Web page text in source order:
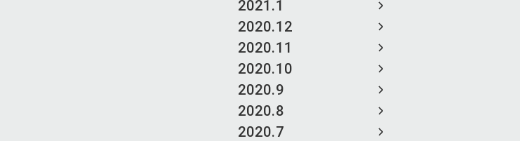
2021.1
2020.12
2020.11
2020.10
2020.9
2020.8
2020.7